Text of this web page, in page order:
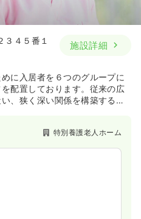
４５番１
施設詳細
に入居者を６つのグループに
配置しております。従来の広
、狭く深い関係を構築するこ
特別養護老人ホーム